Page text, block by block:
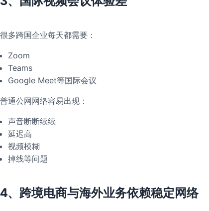
很多跨国企业每天都需要：
Zoom
Teams
Google Meet等国际会议
普通公网网络容易出现：
声音断断续续
延迟高
视频模糊
掉线等问题
4、跨境电商与海外业务依赖稳定网络